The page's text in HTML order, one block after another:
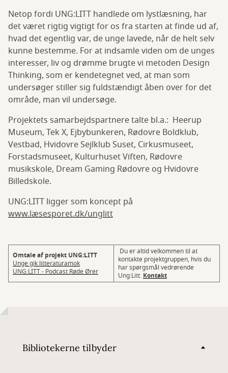
Netop fordi UNG:LITT handlede om lystlæsning, har
det været rigtig vigtigt for os fra starten at finde ud af,
hvad det egentlig var, de unge lavede, når de helt selv
kunne bestemme. For at indsamle viden om de unges
interesser, liv og drømme brugte vi metoden Design
Thinking, som er kendetegnet ved, at man som
undersøger stiller sig fuldstændigt åben over for det
område, man vil undersøge.
Projektets samarbejdspartnere talte bl.a.: Heerup
Museum, Tek X, Ejbybunkeren, Rødovre Boldklub,
Vestbad, Hvidovre Sejlklub Suset, Cirkusmuseet,
Forstadsmuseet, Kulturhuset Viften, Rødovre
musikskole, Dream Gaming Rødovre og Hvidovre
Billedskole.
UNG:LITT ligger som koncept på
www.læsesporet.dk/unglitt
Omtale af projekt UNG:LITT
Unge gik litteraturamok
UNG:LITT - Podcast Røde Ører
Du er altid velkommen til at
kontakte projektgruppen, hvis du
har spørgsmål vedrørende
Ung:Litt. Kontakt
Bibliotekerne tilbyder